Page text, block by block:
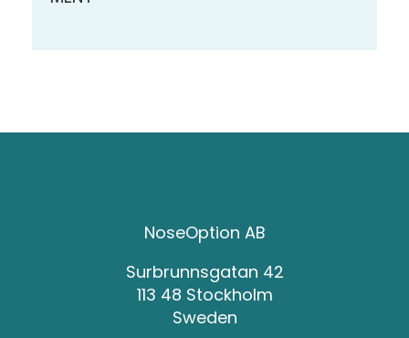
NoseOption AB
Surbrunnsgatan 42
113 48 Stockholm
Sweden